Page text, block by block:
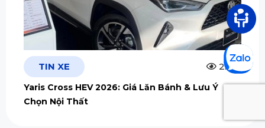
TIN XE 2.5m
Yaris Cross HEV 2026: Giá Lăn Bánh & Lưu Ý
Chọn Nội Thất